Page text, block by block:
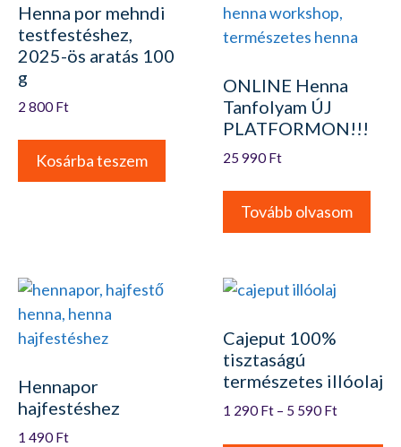
Henna por mehndi
testfestéshez,
2025-ös aratás 100
g
2 800 Ft
Kosárba teszem
ONLINE Henna
Tanfolyam ÚJ
PLATFORMON!!!
25 990 Ft
Tovább olvasom
Hennapor
hajfestéshez
1 490 Ft
Cajeput 100%
tisztaságú
természetes illóolaj
1 290 Ft – 5 590 Ft